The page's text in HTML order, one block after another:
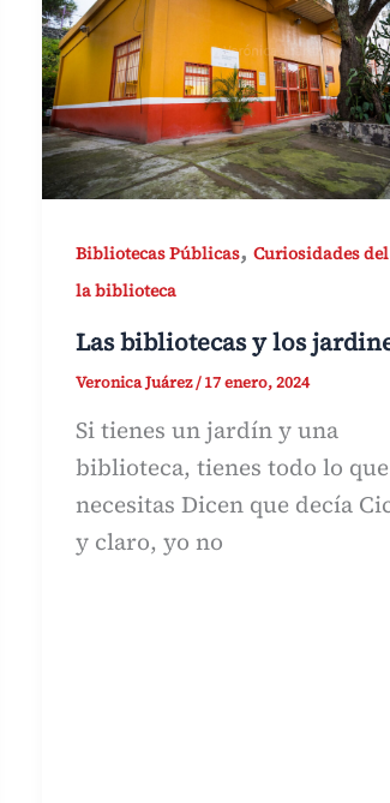
Bibliotecas Públicas,Curiosidades
la biblioteca
Las bibliotecas y los
Veronica Juárez/17 enero, 2024
Si tienes un jardín y una
biblioteca, tienes todo lo que
necesitas Dicen que decía
y claro, yo no